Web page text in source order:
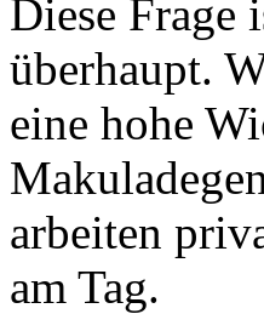
Diese Frage
überhaupt.
eine hohe
arbeiten
am Tag.